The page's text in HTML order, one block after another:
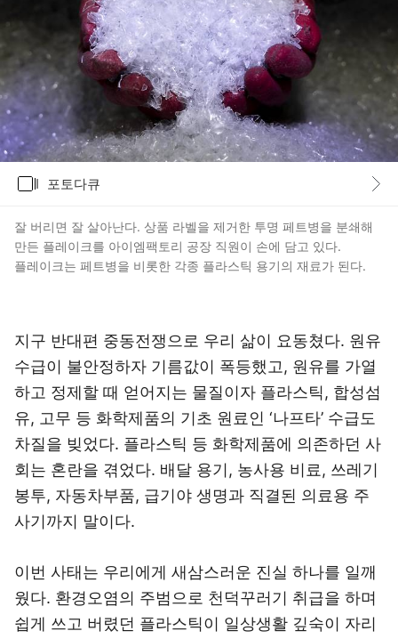
포토다큐
잘 버리면 잘 살아난다. 상품 라벨을 제거한 투명 페트병을 분쇄해
만든 플레이크를 아이엠팩토리 공장 직원이 손에 담고 있다.
플레이크는 페트병을 비롯한 각종 플라스틱 용기의 재료가 된다.
지구 반대편 중동전쟁으로 우리 삶이 요동쳤다. 원유
수급이 불안정하자 기름값이 폭등했고, 원유를 가열
하고 정제할 때 얻어지는 물질이자 플라스틱, 합성섬
유, 고무 등 화학제품의 기초 원료인 ‘나프타’ 수급도
차질을 빚었다. 플라스틱 등 화학제품에 의존하던 사
회는 혼란을 겪었다. 배달 용기, 농사용 비료, 쓰레기
봉투, 자동차부품, 급기야 생명과 직결된 의료용 주
사기까지 말이다.
이번 사태는 우리에게 새삼스러운 진실 하나를 일깨
웠다. 환경오염의 주범으로 천덕꾸러기 취급을 하며
쉽게 쓰고 버렸던 플라스틱이 일상생활 깊숙이 자리